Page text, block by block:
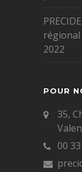
régional
2022
POUR
35,
00